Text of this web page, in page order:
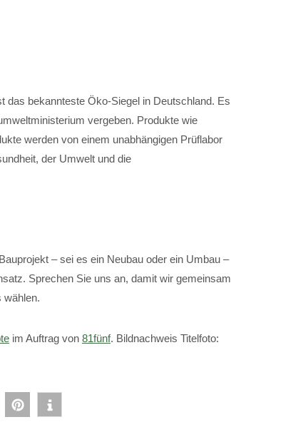
das bekannteste Öko-Siegel in Deutschland. Es
vergeben. Produkte wie
werden von einem unabhängigen Prüflabor
der Umwelt und die
– sei es ein Neubau oder ein Umbau –
Sprechen Sie uns an, damit wir gemeinsam
wählen.
im Auftrag von 81fünf. Bildnachweis Titelfoto: